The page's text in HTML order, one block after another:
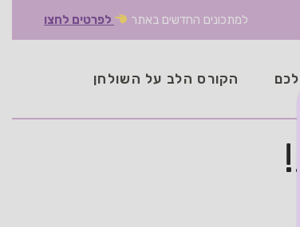
למתכונים החדשים באתר לפרטים לחצו
הקורס הלב על השולחן